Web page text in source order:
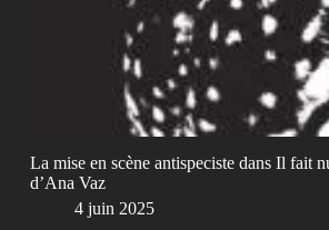
La mise en scène antispeciste dans Il fait
d’Ana Vaz
4 juin 2025